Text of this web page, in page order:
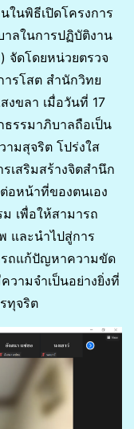
ในพิธีเปิดโครงการ
ลในการปฏิบัติงาน
จัดโดยหน่วยตรวจ
รโสต สำนักวิทย
งขลา เมื่อวันที่ 17
รรมาภิบาลถือเป็น
มสุจริต โปร่งใส
เสริมสร้างจิตสำนึก
อหน้าที่ของตนเอง
เพื่อให้สามารถ
และนำไปสู่การ
รถแก้ปัญหาความขัด
วามจำเป็นอย่างยิ่งที่
ทุจริต